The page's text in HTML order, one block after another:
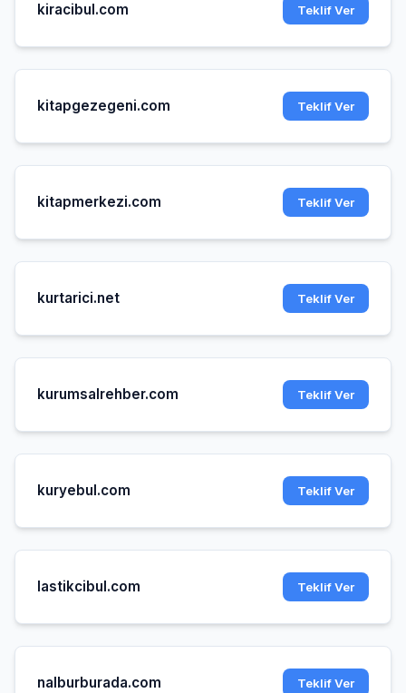
kiracibul.com Teklif Ver
kitapgezegeni.com Teklif Ver
kitapmerkezi.com Teklif Ver
kurtarici.net Teklif Ver
kurumsalrehber.com Teklif Ver
kuryebul.com Teklif Ver
lastikcibul.com Teklif Ver
nalburburada.com Teklif Ver